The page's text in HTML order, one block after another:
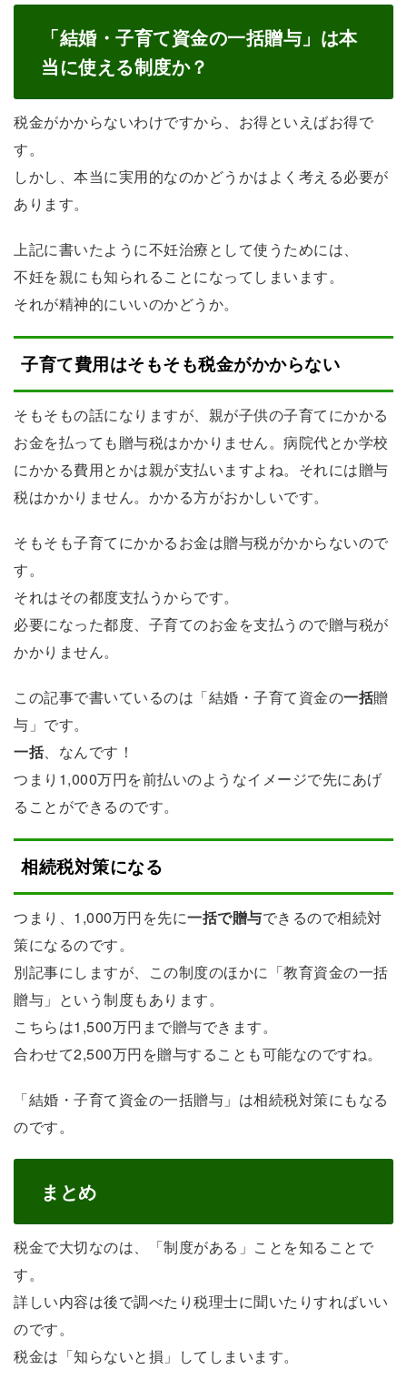
「結婚・子育て資金の一括贈与」は本
当に使える制度か？
税金がかからないわけですから、お得といえばお得で
す。
しかし、本当に実用的なのかどうかはよく考える必要が
あります。
上記に書いたように不妊治療として使うためには、
不妊を親にも知られることになってしまいます。
それが精神的にいいのかどうか。
子育て費用はそもそも税金がかからない
そもそもの話になりますが、親が子供の子育てにかかる
お金を払っても贈与税はかかりません。病院代とか学校
にかかる費用とかは親が支払いますよね。それには贈与
税はかかりません。かかる方がおかしいです。
そもそも子育てにかかるお金は贈与税がかからないので
す。
それはその都度支払うからです。
必要になった都度、子育てのお金を支払うので贈与税が
かかりません。
この記事で書いているのは「結婚・子育て資金の一括贈
与」です。
一括、なんです！
つまり1,000万円を前払いのようなイメージで先にあげ
ることができるのです。
相続税対策になる
つまり、1,000万円を先に一括で贈与できるので相続対
策になるのです。
別記事にしますが、この制度のほかに「教育資金の一括
贈与」という制度もあります。
こちらは1,500万円まで贈与できます。
合わせて2,500万円を贈与することも可能なのですね。
「結婚・子育て資金の一括贈与」は相続税対策にもなる
のです。
まとめ
税金で大切なのは、「制度がある」ことを知ることで
す。
詳しい内容は後で調べたり税理士に聞いたりすればいい
のです。
税金は「知らないと損」してしまいます。